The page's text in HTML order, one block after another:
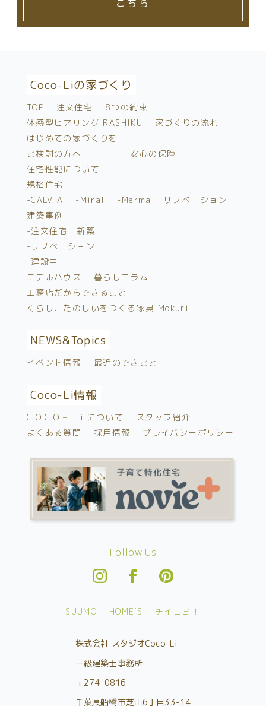
こちら
Coco-Liの家づくり
TOP 注文住宅
8つの約束
体感型ヒアリング RASHIKU
家づくりの流れ
はじめての家づくりを
ご検討の方へ
安心の保障
住宅性能について
規格住宅
-CALViA
-Miral -Merma
リノベーション
建築事例
-注文住宅・新築
-リノベーション
-建設中
モデルハウス
暮らしコラム
工務店だからできること
くらし、たのしいをつくる家具 Mokuri
NEWS&Topics
イベント情報 最近のできごと
Coco-Li情報
C O C O – L i について
スタッフ紹介
よくある質問
採用情報 プライバシーポリシー
Follow Us
SUUMO HOME’S チイコミ！
株式会社 スタジオCoco-Li
一級建築士事務所
〒274-0816
千葉県船橋市芝山6丁目33-14